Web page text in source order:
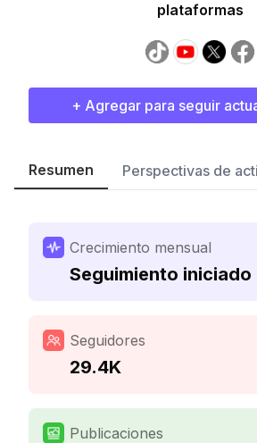
plataformas
+ Agregar para seguir
Resumen Perspectivas de
Crecimiento mensual
Seguimiento iniciado
Seguidores
29.4K
Publicaciones